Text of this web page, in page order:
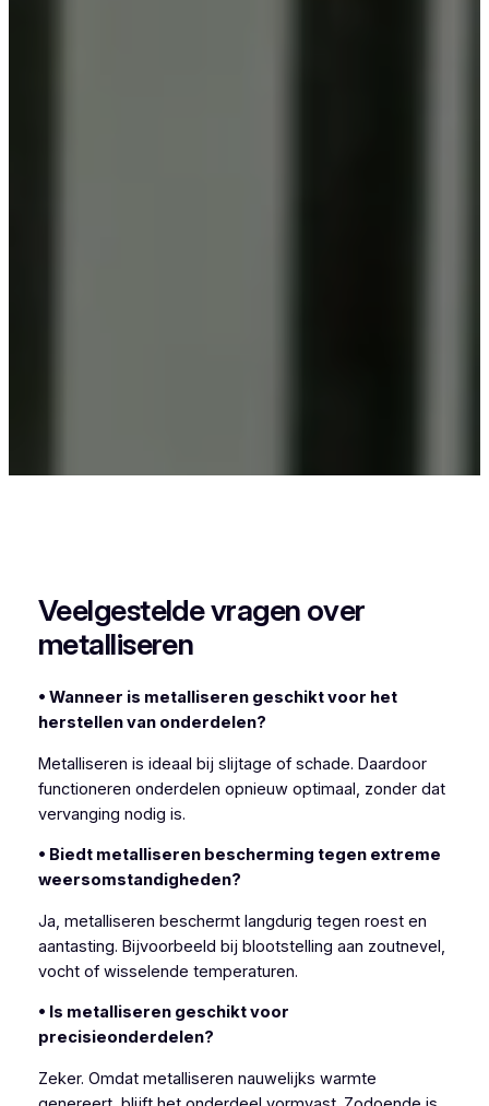
Veelgestelde vragen over
metalliseren
• Wanneer is metalliseren geschikt voor het
herstellen van onderdelen?
Metalliseren is ideaal bij slijtage of schade. Daardoor
functioneren onderdelen opnieuw optimaal, zonder dat
vervanging nodig is.
• Biedt metalliseren bescherming tegen extreme
weersomstandigheden?
Ja, metalliseren beschermt langdurig tegen roest en
aantasting. Bijvoorbeeld bij blootstelling aan zoutnevel,
vocht of wisselende temperaturen.
• Is metalliseren geschikt voor
precisieonderdelen?
Zeker. Omdat metalliseren nauwelijks warmte